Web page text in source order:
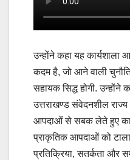
उन्होंने कहा यह कार्यशाला
कदम है, जो आने वाली
सहायक सिद्ध होगी. उन्होंने
उत्तराखण्ड संवेदनशील
आपदाओं से सबक लेते हुए
प्राकृतिक आपदाओं को
प्रतिक्रिया, सतर्कता और